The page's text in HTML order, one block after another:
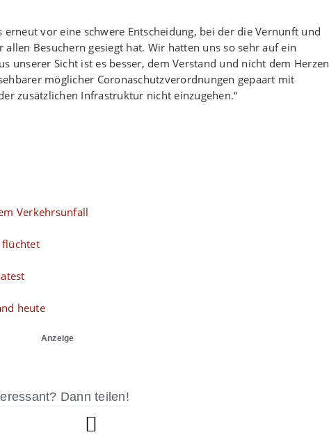
vor eine schwere Entscheidung, bei der die Vernunft und
Besuchern gesiegt hat. Wir hatten uns so sehr auf ein
unserer Sicht ist es besser, dem Verstand und nicht dem Herzen
möglicher Coronaschutzverordnungen gepaart mit
zusätzlichen Infrastruktur nicht einzugehen.“
Verkehrsunfall
flüchtet
heute
Anzeige
Dann teilen!